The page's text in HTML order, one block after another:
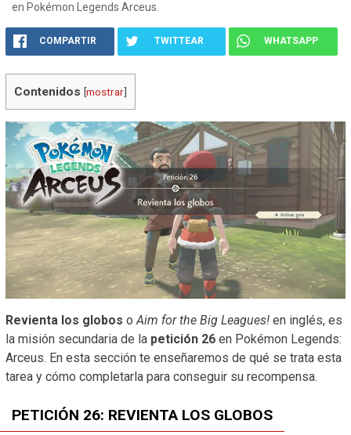
en Pokémon Legends Arceus.
COMPARTIR TWITTEAR WHATSAPP
Contenidos [mostrar]
Revienta los globos oAim for the Big Leagues! en inglés, es
la misión secundaria de la petición 26 en Pokémon Legends:
Arceus. En esta sección te enseñaremos de qué se trata esta
tarea y cómo completarla para conseguir su recompensa.
PETICIÓN 26: REVIENTA LOS GLOBOS